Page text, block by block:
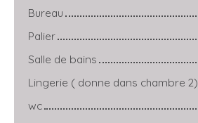
Bureau
Palier
Salle de bains
Lingerie ( donne dans chambre 2)
wc